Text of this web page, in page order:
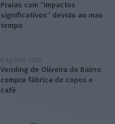
Praias com “impactos
significativos” devido ao mau
tempo
6 Agosto 2026
Vending de Oliveira do Bairro
compra fábrica de copos e
café